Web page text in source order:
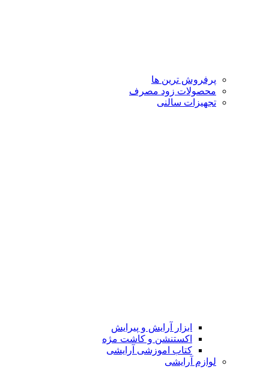
پرفروش ترین ها
محصولات زود مصرف
تجهیزات سالنی
ابزار آرایش و پیرایش
اکستنشن و کاشت مژه
کتاب اموزشی آرایشی
لوازم آرایشی